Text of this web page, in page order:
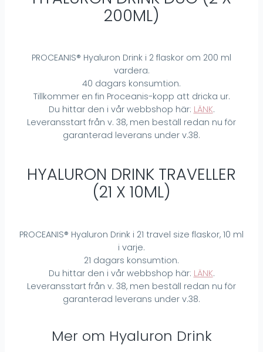
200ML)
PROCEANIS® Hyaluron Drink i 2 flaskor om 200 ml
vardera.
40 dagars konsumtion.
Tillkommer en fin Proceanis-kopp att dricka ur.
Du hittar den i vår webbshop här: LÄNK.
Leveransstart från v. 38, men beställ redan nu för
garanterad leverans under v.38.
HYALURON DRINK TRAVELLER
(21 X 10ML)
PROCEANIS® Hyaluron Drink i 21 travel size flaskor, 10 ml
i varje.
21 dagars konsumtion.
Du hittar den i vår webbshop här: LÄNK.
Leveransstart från v. 38, men beställ redan nu för
garanterad leverans under v.38.
Mer om Hyaluron Drink